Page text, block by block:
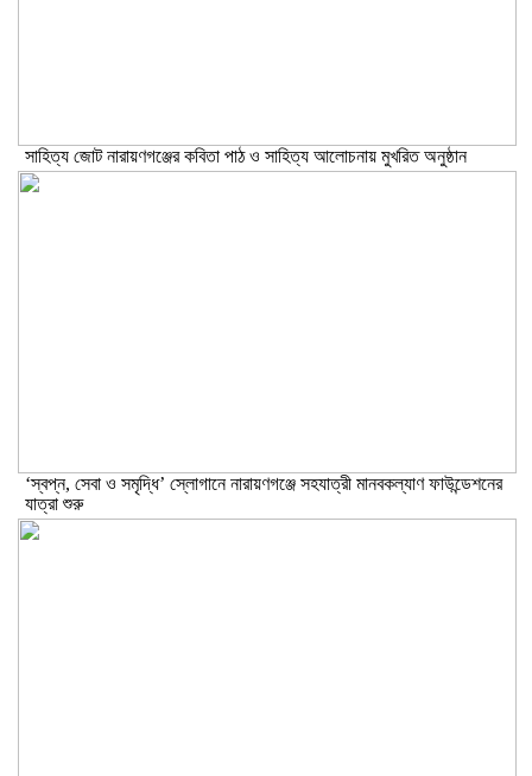
সাহিত্য জোট নারায়ণগঞ্জের কবিতা পাঠ ও সাহিত্য আলোচনায় মুখরিত অনুষ্ঠান
‘স্বপ্ন, সেবা ও সমৃদ্ধি’ স্লোগানে নারায়ণগঞ্জে সহযাত্রী মানবকল্যাণ ফাউন্ডেশনের
যাত্রা শুরু